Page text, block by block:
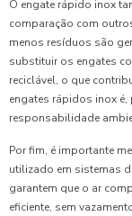
O engate rápido inox
comparação com
menos resíduos são
substituir os engates
reciclável, o que
engates rápidos inox
responsabilidade
Por fim, é importante
utilizado em sistemas
garantem que o ar
eficiente, sem